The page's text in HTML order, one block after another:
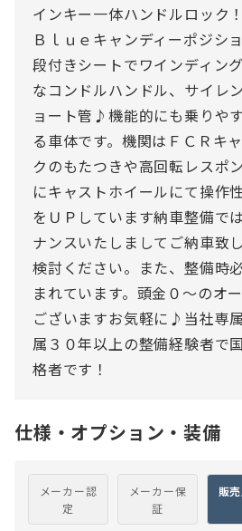
インキー一体ハンドルロック
Ｂｌｕｅキャンディーポジシ
段付きシートでワインディン
なコンドルハンドル、サイレ
ョート管♪機能的にも乗りや
る車体です。機関はＦＣＲキ
クのもたつきや高回転レスポ
にキャストホイールにて操作
をＵＰしています納車整備で
ナンスいたしましてご納車致
検討ください。また、整備時
まれています。頭金０〜のオ
ございますお気軽に♪当社専
属３０年以上の整備経験者で
格者です！
仕様・オプション・装備
メーカー認
定
メーカー保
証
販